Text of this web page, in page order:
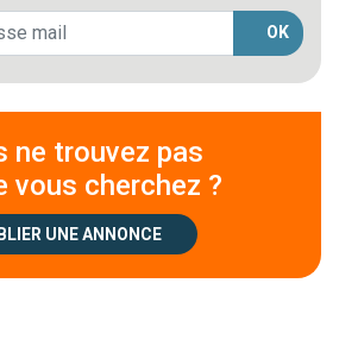
ne trouvez pas
vous cherchez ?
UNE ANNONCE
OK